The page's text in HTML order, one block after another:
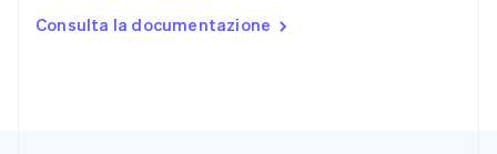
Consulta la documentazione
English Español简体中文